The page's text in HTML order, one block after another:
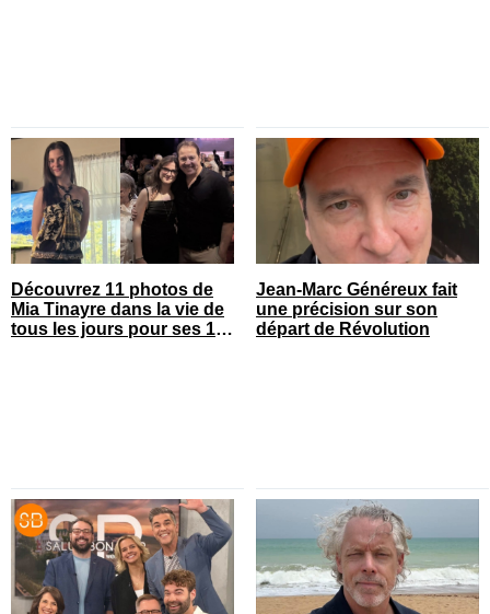
Découvrez 11 photos de
Mia Tinayre dans la vie de
tous les jours pour ses 18
Jean-Marc Généreux fait
une précision sur son
départ de Révolution